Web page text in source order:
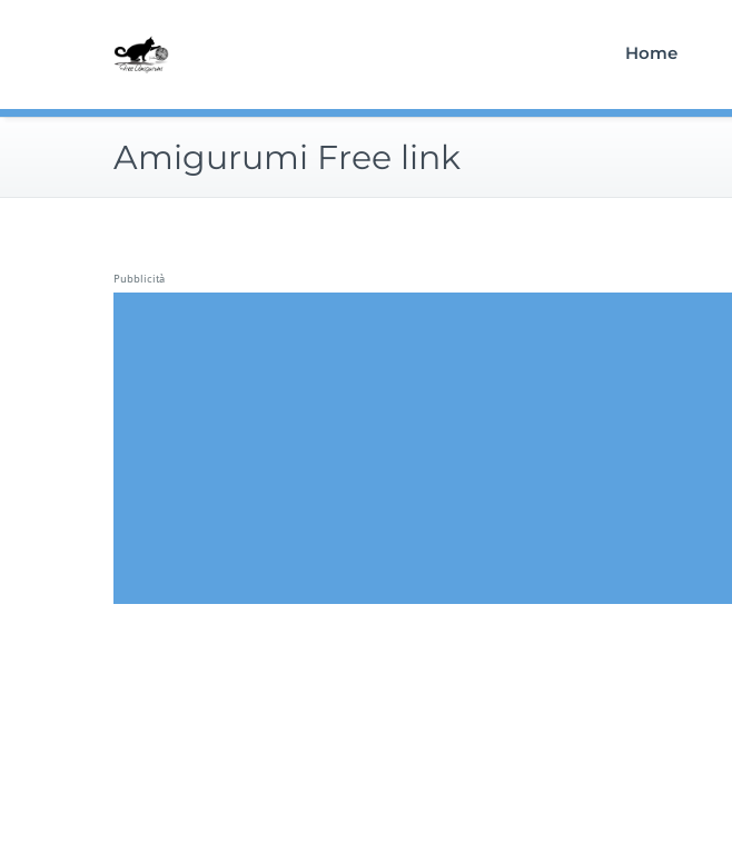
Home
Amigurumi Free link
Pubblicità